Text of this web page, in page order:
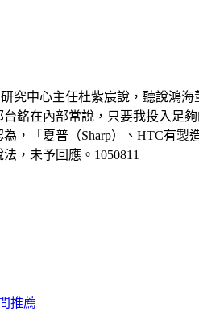
究中心主任杜紫宸說，聽說
銘在內部常說，只要我投入
，「夏普（Sharp）、HTC有
，未予回應。1050811
推薦